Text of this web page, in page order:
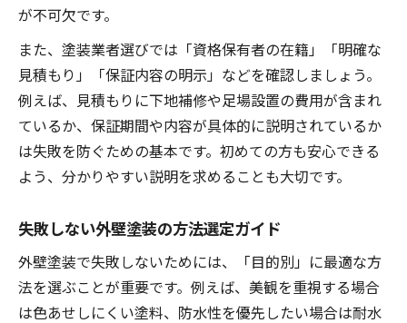
が不可欠です。
また、塗装業者選びでは「資格保有者の在籍」「明確な
見積もり」「保証内容の明示」などを確認しましょう。
例えば、見積もりに下地補修や足場設置の費用が含まれ
ているか、保証期間や内容が具体的に説明されているか
は失敗を防ぐための基本です。初めての方も安心できる
よう、分かりやすい説明を求めることも大切です。
失敗しない外壁塗装の方法選定ガイド
外壁塗装で失敗しないためには、「目的別」に最適な方
法を選ぶことが重要です。例えば、美観を重視する場合
は色あせしにくい塗料、防水性を優先したい場合は耐水